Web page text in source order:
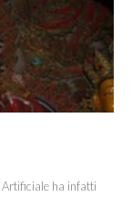
Artificiale ha infatti